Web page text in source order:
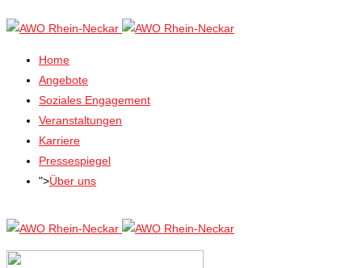
Home
Angebote
Soziales Engagement
Veranstaltungen
Karriere
Pressespiegel
">Über uns